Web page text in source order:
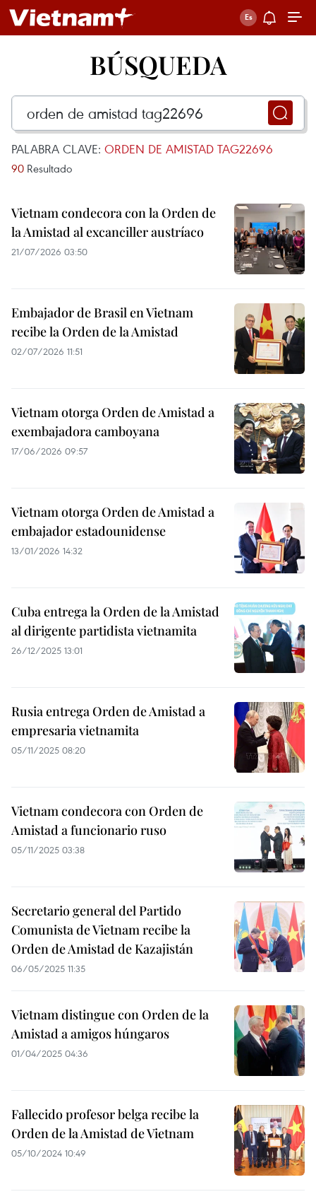
BÚSQUEDA
PALABRA CLAVE: ORDEN DE AMISTAD TAG22696
90 Resultado
Vietnam condecora con la Orden de
la Amistad al excanciller austríaco
21/07/2026 03:50
Embajador de Brasil en Vietnam
recibe la Orden de la Amistad
02/07/2026 11:51
Vietnam otorga Orden de Amistad a
exembajadora camboyana
17/06/2026 09:57
Vietnam otorga Orden de Amistad a
embajador estadounidense
13/01/2026 14:32
Cuba entrega la Orden de la Amistad
al dirigente partidista vietnamita
26/12/2025 13:01
Rusia entrega Orden de Amistad a
empresaria vietnamita
05/11/2025 08:20
Vietnam condecora con Orden de
Amistad a funcionario ruso
05/11/2025 03:38
Secretario general del Partido
Comunista de Vietnam recibe la
Orden de Amistad de Kazajistán
06/05/2025 11:35
Vietnam distingue con Orden de la
Amistad a amigos húngaros
01/04/2025 04:36
Fallecido profesor belga recibe la
Orden de la Amistad de Vietnam
05/10/2024 10:49